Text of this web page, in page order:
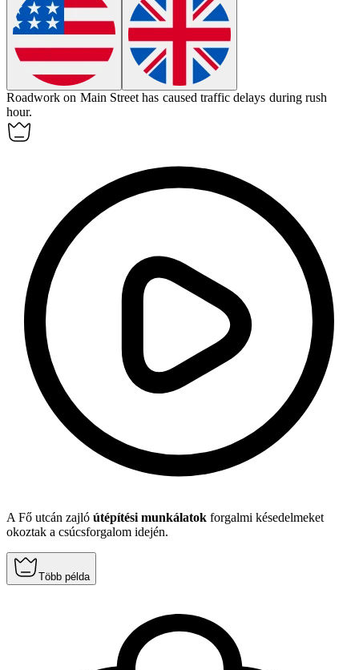
Roadwork on Main Street has caused traffic delays during rush
hour.
A Fő utcán zajló útépítési munkálatok forgalmi késedelmeket
okoztak a csúcsforgalom idején.
Több példa